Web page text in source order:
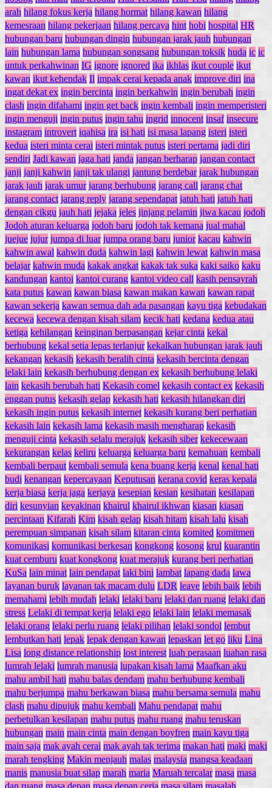
arah hilang fokus kerja hilang hormat hilang kawan hilang
kemesraan hilang pekerjaan hilang percaya hint hobi hospital HR
hubungan baru hubungan dingin hubungan jarak jauh hubungan
lain hubungan lama hubungan songsang hubungan toksik huda ic ic
untuk perkahwinan IG ignore ignored ika ikhlas ikut couple ikut
kawan ikut kehendak Il impak cerai kepada anak improve diri ina
ingat dekat ex ingin bercinta ingin berkahwin ingin berubah ingin
clash ingin difahami ingin get back ingin kembali ingin memperisteri
ingin menguji ingin putus ingin tahu ingrid innocent insaf insecure
instagram introvert iqahisa ira isi hati isi masa lapang isteri isteri
kedua isteri minta cerai isteri mintak putus isteri pertama jadi diri
sendiri Jadi kawan jaga hati janda jangan berharap jangan contact
janji janji kahwin janji tak ulangi jantung berdebar jarak hubungan
jarak jauh jarak umur jarang berhubung jarang call jarang chat
jarang contact jarang reply jarang sependapat jatuh hati jatuh hati
dengan cikgu jauh hati jejaka jeles jinjang pelamin jiwa kacau jodoh
Jodoh aturan keluarga jodoh baru jodoh tak kemana jual mahal
juejue jujur jumpa di luar jumpa orang baru junior kacau kahwin
kahwin awal kahwin duda kahwin lagi kahwin lewat kahwin masa
belajar kahwin muda kakak angkat kakak tak suka kaki saiko kaku
kandungan kantoi kantoi curang kantoi video call kasih pensayrah
kata putus kawan kawan biasa kawan makan kawan kawan rapat
kawan sekerja kawan semua dah ada pasangan kayu tiga kebudakan
kecewa kecewa dengan kisah silam kecik hati kedana kedua atau
ketiga kehilangan keinginan berpasangan kejar cinta kekal
berhubung kekal setia lepas terlanjur kekalkan hubungan jarak jauh
kekangan kekasih kekasih beralih cinta kekasih bercinta dengan
lelaki lain kekasih berhubung dengan ex kekasih berhubung lelaki
lain kekasih berubah hati Kekasih comel kekasih contact ex kekasih
enggan putus kekasih gelap kekasih hati kekasih hilangkan diri
kekasih ingin putus kekasih internet kekasih kurang beri perhatian
kekasih lain kekasih lama kekasih masih mengharap kekasih
menguji cinta kekasih selalu merajuk kekasih siber kekecewaan
kekurangan kelas keliru keluarga keluarga baru kemahuan kembali
kembali berpaut kembali semula kena buang kerja kenal kenal hati
budi kenangan kepercayaan Keputusan kerana covid keras kepala
kerja biasa kerja jaga kerjaya kesepian kesian kesihatan kesilapan
diri kesunyian keyakinan khairul khairul ikhwan kiasan kiasan
percintaan Kifarah Kim kisah gelap kisah hitam kisah lalu kisah
perempuan simpanan kisah silam kitaran cinta komited komitmen
komunikasi komunikasi berkesan kongkong kosong krul kuarantin
kuat cemburu kuat kongkong kuat merajuk kurang beri perhatian
KuSa lain minat lain pendapat laki bini lambat lapang dada lawa
layanan buruk layanan tak macam dulu LDR leave lebih baik lebih
memahami lebih mudah lelaki lelaki baru lelaki dan ruang lelaki dan
stress Lelaki di tempat kerja lelaki ego lelaki lain lelaki memasak
lelaki orang lelaki perlu ruang lelaki pilihan lelaki sondol lembut
lembutkan hati lepak lepak dengan kawan lepaskan let go liku Lina
Lisa long distance relationship lost interest luah perasaan luahan rasa
lumrah lelaki lumrah manusia lupakan kisah lama Maafkan aku
mahu ambil hati mahu balas dendam mahu berhubung kembali
mahu berjumpa mahu berkawan biasa mahu bersama semula mahu
clash mahu dipujuk mahu kembali Mahu pendapat mahu
perbetulkan kesilapan mahu putus mahu ruang mahu teruskan
hubungan main main cinta main dengan boyfren main kayu tiga
main saja mak ayah cerai mak ayah tak terima makan hati maki maki
marah tengking Makin menjauh malas malaysia mangsa keadaan
manis manusia buat silap marah maria Maruah tercalar masa masa
dan ruang masa depan masa depan ceria masa silam masalah